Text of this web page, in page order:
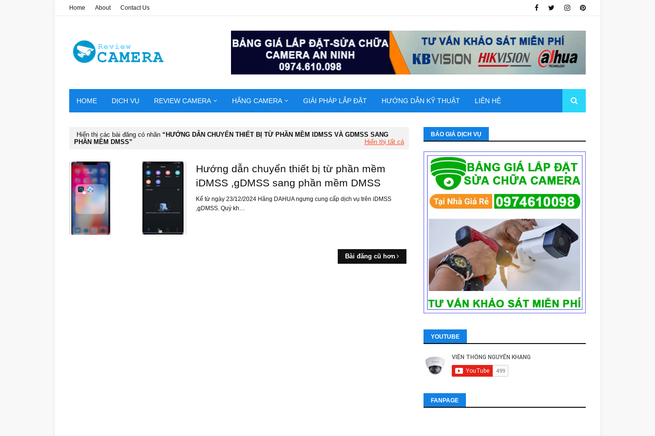
Home About Contact Us
HOME DỊCH VỤ REVIEW CAMERA HÃNG CAMERA GIẢI PHÁP LẮP ĐẶT HƯỚNG DẪN KỸ THUẬT LIÊN HỆ
Hiển thị các bài đăng có nhãn
HƯỚNG DẪN CHUYỂN THIẾT BỊ TỪ PHẦN MỀM IDMSS VÀ GDMSS SANG
PHẦN MỀM DMSS
Hiển thị tất cả
Hướng dẫn chuyển thiết bị từ phần mềm
iDMSS ,gDMSS sang phần mềm DMSS
Kể từ ngày 23/12/2024 Hãng DAHUA ngưng cung cấp dịch vụ trên iDMSS
,gDMSS. Quý kh…
Bài đăng cũ hơn
BÁO GIÁ DỊCH VỤ
YOUTUBE
FANPAGE